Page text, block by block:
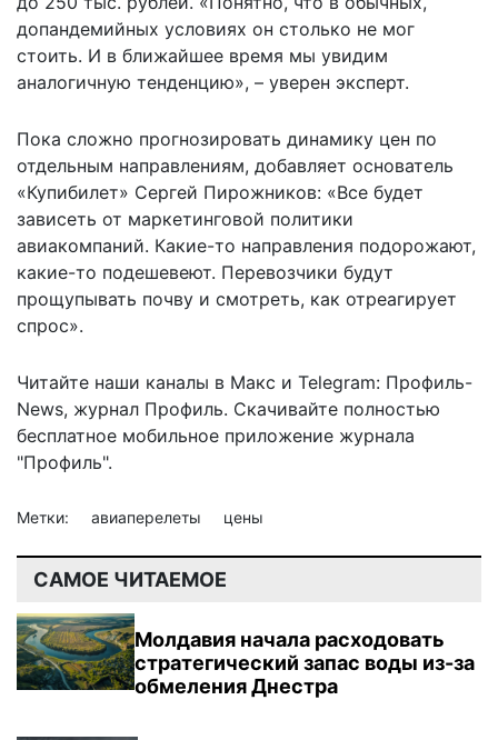
допандемийных условиях он столько не мог
стоить. И в ближайшее время мы увидим
аналогичную тенденцию», – уверен эксперт.
Пока сложно прогнозировать динамику цен по
отдельным направлениям, добавляет основатель
«Купибилет» Сергей Пирожников: «Все будет
зависеть от маркетинговой политики
авиакомпаний. Какие-то направления подорожают,
какие-то подешевеют. Перевозчики будут
прощупывать почву и смотреть, как отреагирует
спрос».
Читайте наши каналы в Макс и Telegram: Профиль-
News, журнал Профиль. Скачивайте полностью
бесплатное мобильное приложение журнала
"Профиль".
Метки: авиаперелеты цены
САМОЕ ЧИТАЕМОЕ
Молдавия начала расходовать
стратегический запас воды из-за
обмеления Днестра